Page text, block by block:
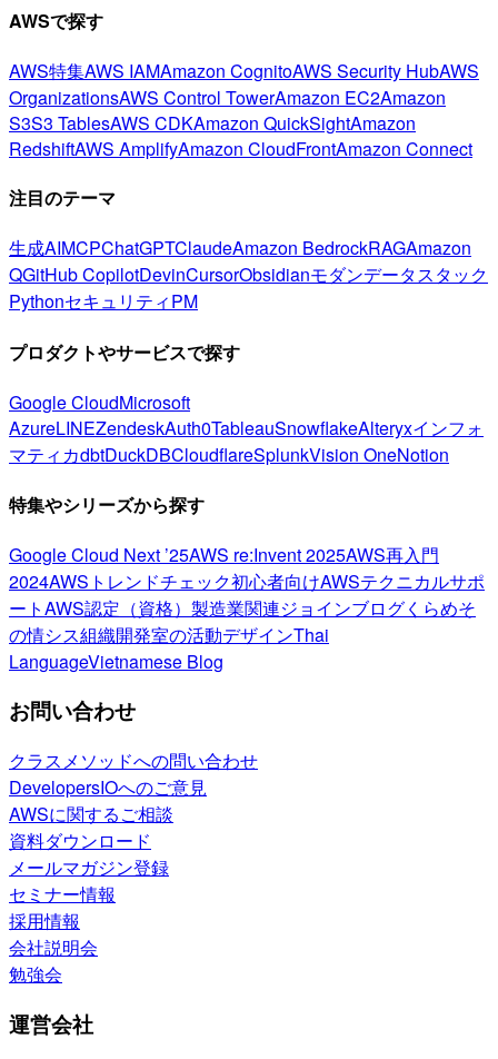
AWSで探す
AWS特集AWS IAMAmazon CognitoAWS Security HubAWS
OrganizationsAWS Control TowerAmazon EC2Amazon
S3S3 TablesAWS CDKAmazon QuickSightAmazon
RedshiftAWS AmplifyAmazon CloudFrontAmazon Connect
注目のテーマ
生成AIMCPChatGPTClaudeAmazon BedrockRAGAmazon
QGitHub CopilotDevinCursorObsidianモダンデータスタック
PythonセキュリティPM
プロダクトやサービスで探す
Google CloudMicrosoft
AzureLINEZendeskAuth0TableauSnowflakeAlteryxインフォ
マティカdbtDuckDBCloudflareSplunkVision OneNotion
特集やシリーズから探す
Google Cloud Next ’25AWS re:Invent 2025AWS再入門
2024AWSトレンドチェック初心者向けAWSテクニカルサポ
ートAWS認定（資格） 製造業関連ジョインブログくらめそ
の情シス組織開発室の活動デザインThai
LanguageVietnamese Blog
お問い合わせ
クラスメソッドへの問い合わせ
DevelopersIOへのご意見
AWSに関するご相談
資料ダウンロード
メールマガジン登録
セミナー情報
採用情報
会社説明会
勉強会
運営会社